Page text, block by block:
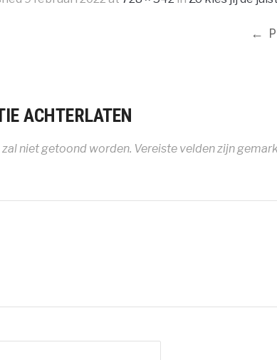
←
ACHTERLATEN
niet getoond worden. Vereiste velden zijn